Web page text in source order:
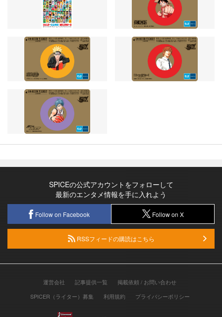
SPICEの公式アカウントをフォローして
最新のエンタメ情報を手に入れよう
Follow on Facebook Follow on X
RSSフィードの購読はこちら
運営会社 記事提供一覧
掲載依頼 / お問い合わせ
SPICER（ライター）募集
利用規約 プライバシーポリシー